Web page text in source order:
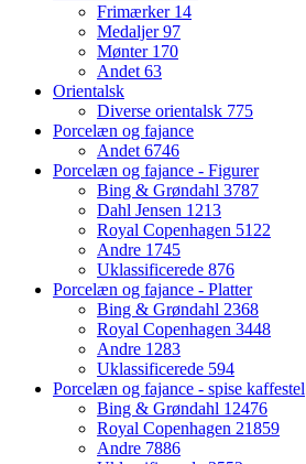
Frimærker 14
Medaljer97
Mønter 170
Andet63
Orientalsk
Diverse orientalsk 775
Porcelæn og fajance
Andet6746
Porcelæn og fajance - Figurer
Bing & Grøndahl 3787
Dahl Jensen 1213
Royal Copenhagen 5122
Andre 1745
Uklassificerede 876
Porcelæn og fajance - Platter
Bing & Grøndahl 2368
Royal Copenhagen 3448
Andre 1283
Uklassificerede 594
Porcelæn og fajance - spise kaffestel
Bing & Grøndahl 12476
Royal Copenhagen 21859
Andre 7886